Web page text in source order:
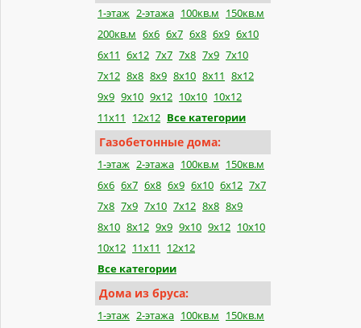
1-этаж 2-этажа 100кв.м 150кв.м
200кв.м 6х6 6х7 6х8 6х9 6х10
6х11 6х12 7х7 7х8 7х9 7х10
7х12 8х8 8х9 8х10 8х11 8х12
9х9 9х10 9х12 10х10 10х12
11х11
12х12 Все категории
Газобетонные дома:
1-этаж 2-этажа 100кв.м 150кв.м
6x6 6x7 6x8 6x9 6x10 6x12 7x7
7x8 7x9 7x10 7x12 8x8 8x9
8x10 8x12 9x9 9x10 9x12 10x10
10x12 11x11
12x12
Все категории
Дома из бруса:
1-этаж 2-этажа 100кв.м 150кв.м